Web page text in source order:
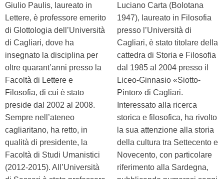
Giulio Paulis, laureato in
Lettere, è professore emerito
di Glottologia dell’Università
di Cagliari, dove ha
insegnato la disciplina per
oltre quarant’anni presso la
Facoltà di Lettere e
Filosofia, di cui è stato
preside dal 2002 al 2008.
Sempre nell’ateneo
cagliaritano, ha retto, in
qualità di presidente, la
Facoltà di Studi Umanistici
(2012-2015). All’Università
Luciano Carta (Bolotana
1947), laureato in Filosofia
presso l’Università di
Cagliari, è stato titolare della
cattedra di Storia e Filosofia
dal 1985 al 2004 presso il
Liceo-Ginnasio «Siotto-
Pintor» di Cagliari.
Interessato alla ricerca
storica e filosofica, ha rivolto
la sua attenzione alla storia
della cultura tra Settecento e
Novecento, con particolare
riferimento alla Sardegna,